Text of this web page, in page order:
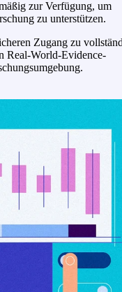
zur Verfügung, um
zu unterstützen.
Zugang zu
Real-World-Evidence-